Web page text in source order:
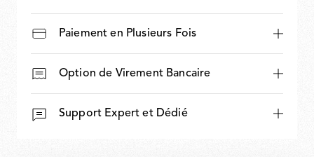
Paiement en Plusieurs Fois
Option de Virement Bancaire
Support Expert et Dédié